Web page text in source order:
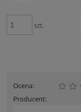
szt.
Ocena:
Producent: